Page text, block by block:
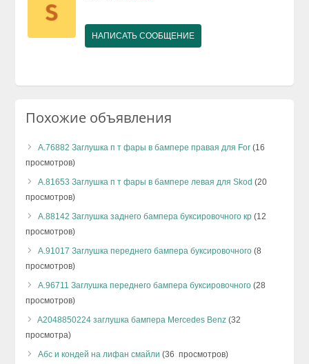
НАПИСАТЬ СООБЩЕНИЕ
Похожие объявления
А.76882 Заглушка п т фары в бампере правая для For (16
просмотров)
А.81653 Заглушка п т фары в бампере левая для Skod (20
просмотров)
А.88142 Заглушка заднего бампера буксировочного кр (12
просмотров)
А.91017 Заглушка переднего бампера буксировочного (8
просмотров)
А.96711 Заглушка переднего бампера буксировочного (28
просмотров)
A2048850224 заглушка бампера Mercedes Benz (32
просмотра)
Абс и кондей на лифан смайли (36 просмотров)